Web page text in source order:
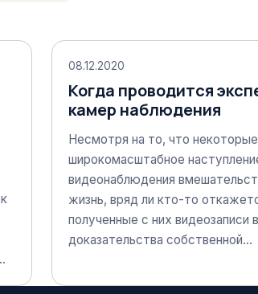
08.12.2020
Когда проводится
камер наблюдения
Несмотря на то, что
широкомасштабное
видеонаблюдения
жизнь, вряд ли кто-то
полученные с них видеозаписи
доказательства собственной…